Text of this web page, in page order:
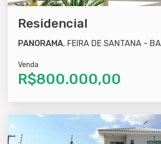
Residencial
PANORAMA, FEIRA DE SANTANA - BA
Venda
R$800.000,00